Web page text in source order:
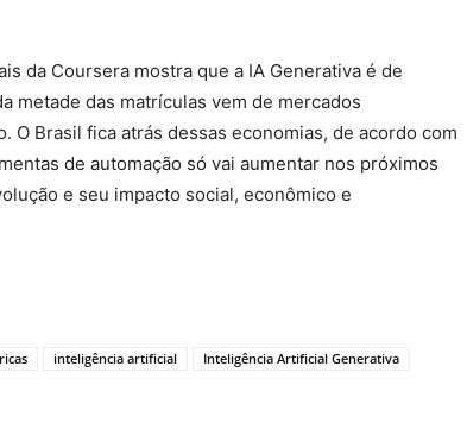
da Coursera mostra que a IA Generativa é de
metade das matrículas vem de mercados
O Brasil fica atrás dessas economias, de acordo com
de automação só vai aumentar nos próximos
e seu impacto social, econômico e
inteligência artificial
Inteligência Artificial Generativa